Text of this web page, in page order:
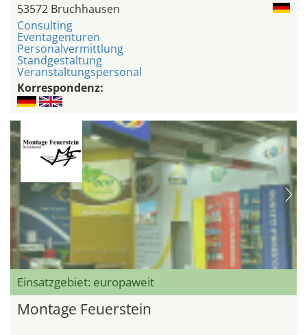
53572 Bruchhausen
Consulting
Eventagenturen
Personalvermittlung
Standgestaltung
Veranstaltungspersonal
Korrespondenz:
Einsatzgebiet: europaweit
Montage Feuerstein